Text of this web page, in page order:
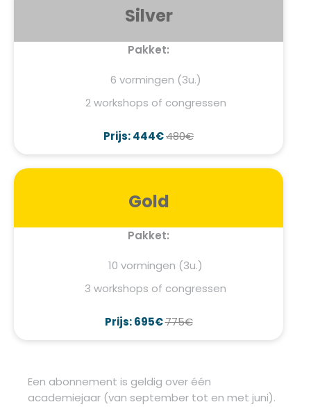
Silver
Pakket:
6 vormingen (3u.)
2 workshops of congressen
Prijs: 444€480€
Gold
Pakket:
10 vormingen (3u.)
3 workshops of congressen
Prijs: 695€775€
Een abonnement is geldig over één
academiejaar (van september tot en met juni).